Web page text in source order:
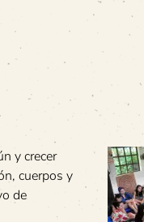
y crecer
cuerpos y
de